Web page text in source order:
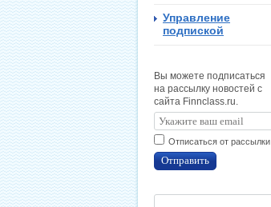
Управление
подпиской
Вы можете подписаться
на рассылку новостей с
сайта Finnclass.ru.
Отписаться от рассылки
Отправить